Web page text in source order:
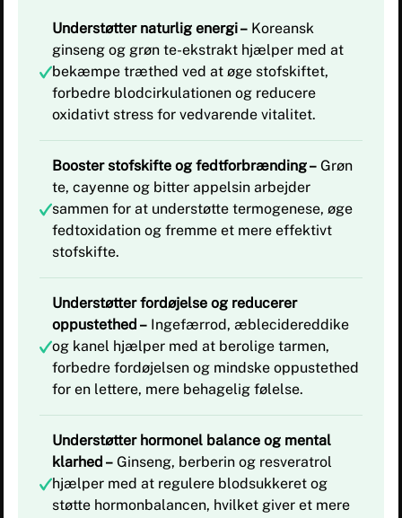
Understøtter naturlig energi – Koreansk
ginseng og grøn te-ekstrakt hjælper med at
bekæmpe træthed ved at øge stofskiftet,
forbedre blodcirkulationen og reducere
oxidativt stress for vedvarende vitalitet.
Booster stofskifte og fedtforbrænding – Grøn
te, cayenne og bitter appelsin arbejder
sammen for at understøtte termogenese, øge
fedtoxidation og fremme et mere effektivt
stofskifte.
Understøtter fordøjelse og reducerer
oppustethed – Ingefærrod, æblecidereddike
og kanel hjælper med at berolige tarmen,
forbedre fordøjelsen og mindske oppustethed
for en lettere, mere behagelig følelse.
Understøtter hormonel balance og mental
klarhed – Ginseng, berberin og resveratrol
hjælper med at regulere blodsukkeret og
støtte hormonbalancen, hvilket giver et mere